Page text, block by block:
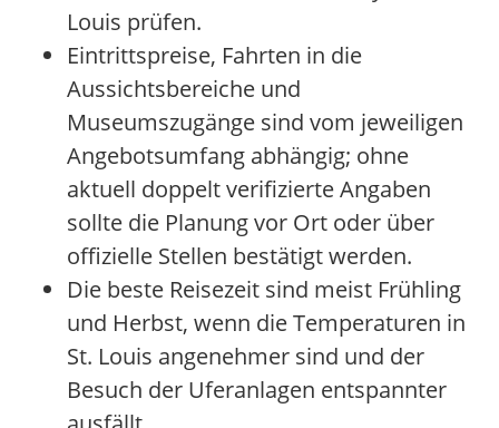
Louis prüfen.
Eintrittspreise, Fahrten in die
Aussichtsbereiche und
Museumszugänge sind vom jeweiligen
Angebotsumfang abhängig; ohne
aktuell doppelt verifizierte Angaben
sollte die Planung vor Ort oder über
offizielle Stellen bestätigt werden.
Die beste Reisezeit sind meist Frühling
und Herbst, wenn die Temperaturen in
St. Louis angenehmer sind und der
Besuch der Uferanlagen entspannter